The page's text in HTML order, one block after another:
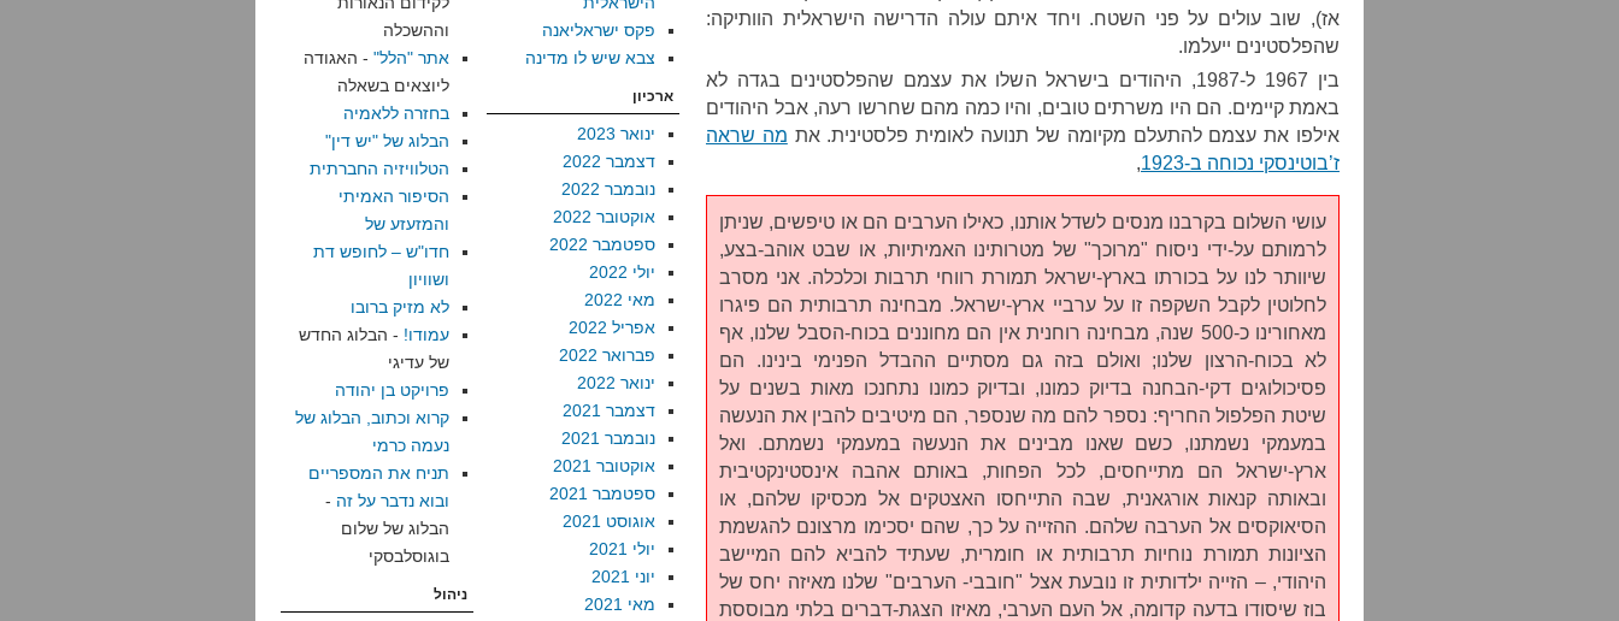
אז), שוב עולים על פני השטח. ויחד איתם עולה הדרישה הישראלית הוותיקה:
שהפלסטינים ייעלמו.
בין 1967 ל-1987, היהודים בישראל השלו את עצמם שהפלסטינים בגדה לא
באמת קיימים. הם היו משרתים טובים, והיו כמה מהם שחרשו רעה, אבל היהודים
אילפו את עצמם להתעלם מקיומה של תנועה לאומית פלסטינית. את מה שראה
ז’בוטינסקי נכוחה ב-1923
,
עושי השלום בקרבנו מנסים לשדל אותנו, כאילו הערבים הם או טיפשים, שניתן
לרמותם על-ידי ניסוח "מרוכך" של מטרותינו האמיתיות, או שבט אוהב-בצע,
שיוותר לנו על בכורתו בארץ-ישראל תמורת רווחי תרבות וכלכלה. אני מסרב
לחלוטין לקבל השקפה זו על ערביי ארץ-ישראל. מבחינה תרבותית הם פיגרו
מאחורינו כ-500 שנה, מבחינה רוחנית אין הם מחוננים בכוח-הסבל שלנו, אף
לא בכוח-הרצון שלנו; ואולם בזה גם מסתיים ההבדל הפנימי בינינו. הם
פסיכולוגים דקי-הבחנה בדיוק כמונו, ובדיוק כמונו נתחנכו מאות בשנים על
שיטת הפלפול החריף: נספר להם מה שנספר, הם מיטיבים להבין את הנעשה
במעמקי נשמתנו, כשם שאנו מבינים את הנעשה במעמקי נשמתם. ואל
ארץ-ישראל הם מתייחסים, לכל הפחות, באותם אהבה אינסטינקטיבית
ובאותה קנאות אורגאנית, שבה התייחסו האצטקים אל מכסיקו שלהם, או
הסיאוקסים אל הערבה שלהם. ההזייה על כך, שהם יסכימו מרצונם להגשמת
הציונות תמורת נוחיות תרבותית או חומרית, שעתיד להביא להם המיישב
היהודי, – הזייה ילדותית זו נובעת אצל "חובבי- הערבים" שלנו מאיזה יחס של
בוז שיסודו בדעה קדומה, אל העם הערבי, מאיזו הצגת-דברים בלתי מבוססת
פקס ישראליאנה
צבא שיש לו מדינה
ארכיון
ינואר 2023
דצמבר 2022
נובמבר 2022
אוקטובר 2022
ספטמבר 2022
יולי 2022
מאי 2022
אפריל 2022
פברואר 2022
ינואר 2022
דצמבר 2021
נובמבר 2021
אוקטובר 2021
ספטמבר 2021
אוגוסט 2021
יולי 2021
יוני 2021
מאי 2021
וההשכלה
אתר "הלל" - האגודה
ליוצאים בשאלה
בחזרה ללאמיה
הבלוג של "יש דין"
הטלוויזיה החברתית
הסיפור האמיתי
והמזעזע של
חדו"ש – לחופש דת
ושוויון
לא מזיק ברובו
עמודו! - הבלוג החדש
של עדיגי
פרויקט בן יהודה
קרוא וכתוב, הבלוג של
נעמה כרמי
תניח את המספריים
ובוא נדבר על זה -
הבלוג של שלום
בוגוסלבסקי
ניהול